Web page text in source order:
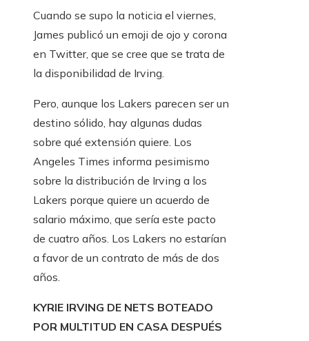
Cuando se supo la noticia el viernes,
James publicó un emoji de ojo y corona
en Twitter, que se cree que se trata de
la disponibilidad de Irving.
Pero, aunque los Lakers parecen ser un
destino sólido, hay algunas dudas
sobre qué extensión quiere. Los
Angeles Times informa pesimismo
sobre la distribución de Irving a los
Lakers porque quiere un acuerdo de
salario máximo, que sería este pacto
de cuatro años. Los Lakers no estarían
a favor de un contrato de más de dos
años.
KYRIE IRVING DE NETS BOTEADO
POR MULTITUD EN CASA DESPUÉS